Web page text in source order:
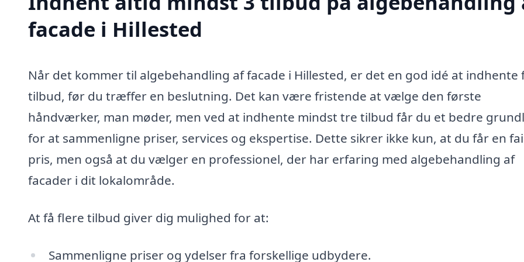
facade i Hillested
Når det kommer til algebehandling af facade i Hillested, er det en god idé at indhente
tilbud, før du træffer en beslutning. Det kan være fristende at vælge den første
håndværker, man møder, men ved at indhente mindst tre tilbud får du et bedre
for at sammenligne priser, services og ekspertise. Dette sikrer ikke kun, at du får en
pris, men også at du vælger en professionel, der har erfaring med algebehandling af
facader i dit lokalområde.
At få flere tilbud giver dig mulighed for at:
Sammenligne priser og ydelser fra forskellige udbydere.